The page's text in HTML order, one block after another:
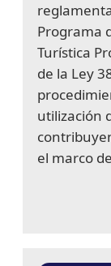
Programa
Turística
de la Ley
utilización
el marco